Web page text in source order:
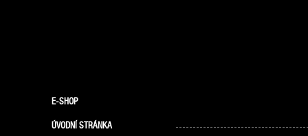
E-SHOP
ÚVODNÍ STRÁNKA